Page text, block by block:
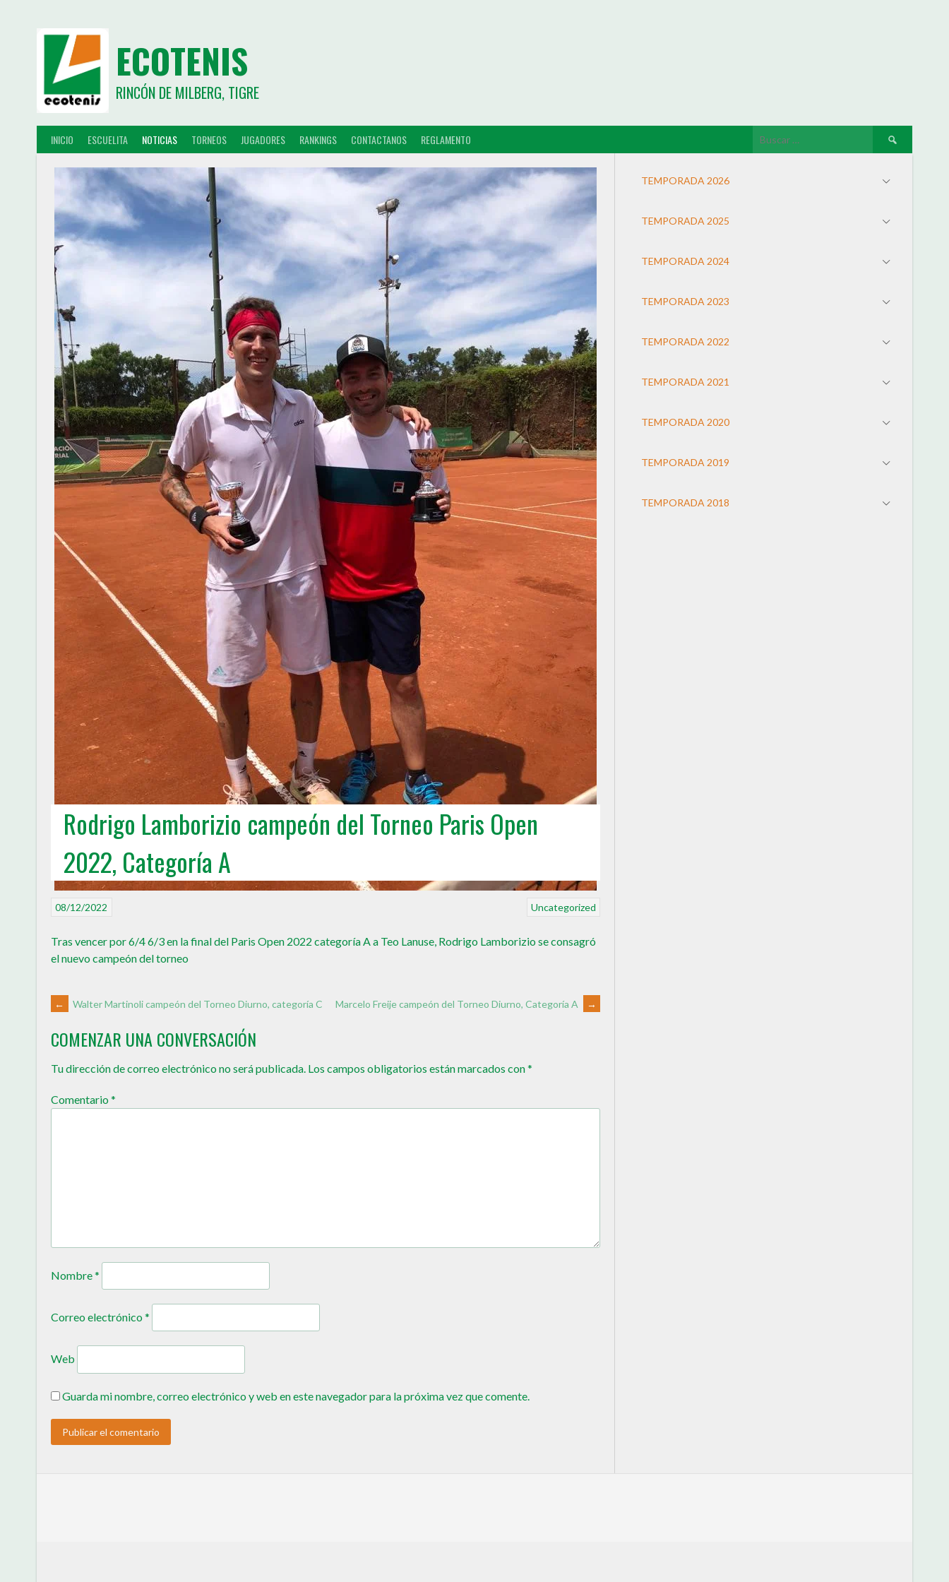
ECOTENIS
RINCÓN DE MILBERG, TIGRE
INICIO ESCUELITA NOTICIAS TORNEOS JUGADORES RANKINGS CONTACTANOS REGLAMENTO
Rodrigo Lamborizio campeón del Torneo Paris Open
2022, Categoría A
Uncategorized
08/12/2022
Tras vencer por 6/4 6/3 en la final del Paris Open 2022 categoría A a Teo Lanuse, Rodrigo Lamborizio se consagró
el nuevo campeón del torneo
← Walter Martinoli campeón del Torneo Diurno, categoría C Marcelo Freije campeón del Torneo Diurno, Categoría A →
COMENZAR UNA CONVERSACIÓN
Tu dirección de correo electrónico no será publicada. Los campos obligatorios están marcados con*
Comentario*
Nombre*
Correo electrónico*
Web
Guarda mi nombre, correo electrónico y web en este navegador para la próxima vez que comente.
TEMPORADA 2026
TEMPORADA 2025
TEMPORADA 2024
TEMPORADA 2023
TEMPORADA 2022
TEMPORADA 2021
TEMPORADA 2020
TEMPORADA 2019
TEMPORADA 2018